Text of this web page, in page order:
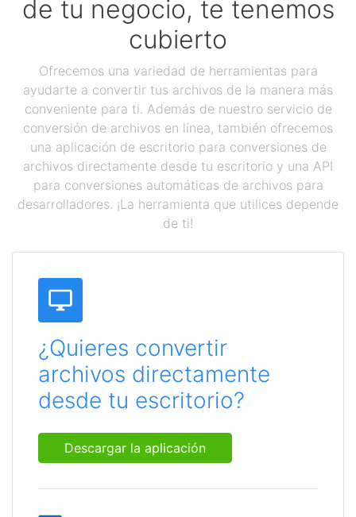
de tu negocio, te tenemos
cubierto
Ofrecemos una variedad de herramientas para
ayudarte a convertir tus archivos de la manera más
conveniente para ti. Además de nuestro servicio de
conversión de archivos en línea, también ofrecemos
una aplicación de escritorio para conversiones de
archivos directamente desde tu escritorio y una API
para conversiones automáticas de archivos para
desarrolladores. ¡La herramienta que utilices depende
de ti!
¿Quieres convertir
archivos directamente
desde tu escritorio?
Descargar la aplicación